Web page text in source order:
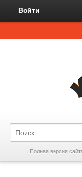
Войти
Полная версия